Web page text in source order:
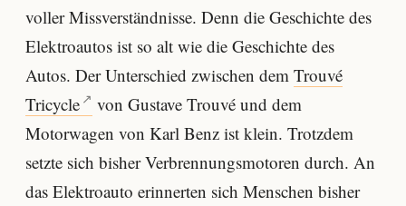
voller Missverständnisse. Denn die Geschichte des
Elektroautos ist so alt wie die Geschichte des
Autos. Der Unterschied zwischen dem Trouvé
Tricycle
von Gustave Trouvé und dem
Motorwagen von Karl Benz ist klein. Trotzdem
setzte sich bisher Verbrennungsmotoren durch. An
das Elektroauto erinnerten sich Menschen bisher